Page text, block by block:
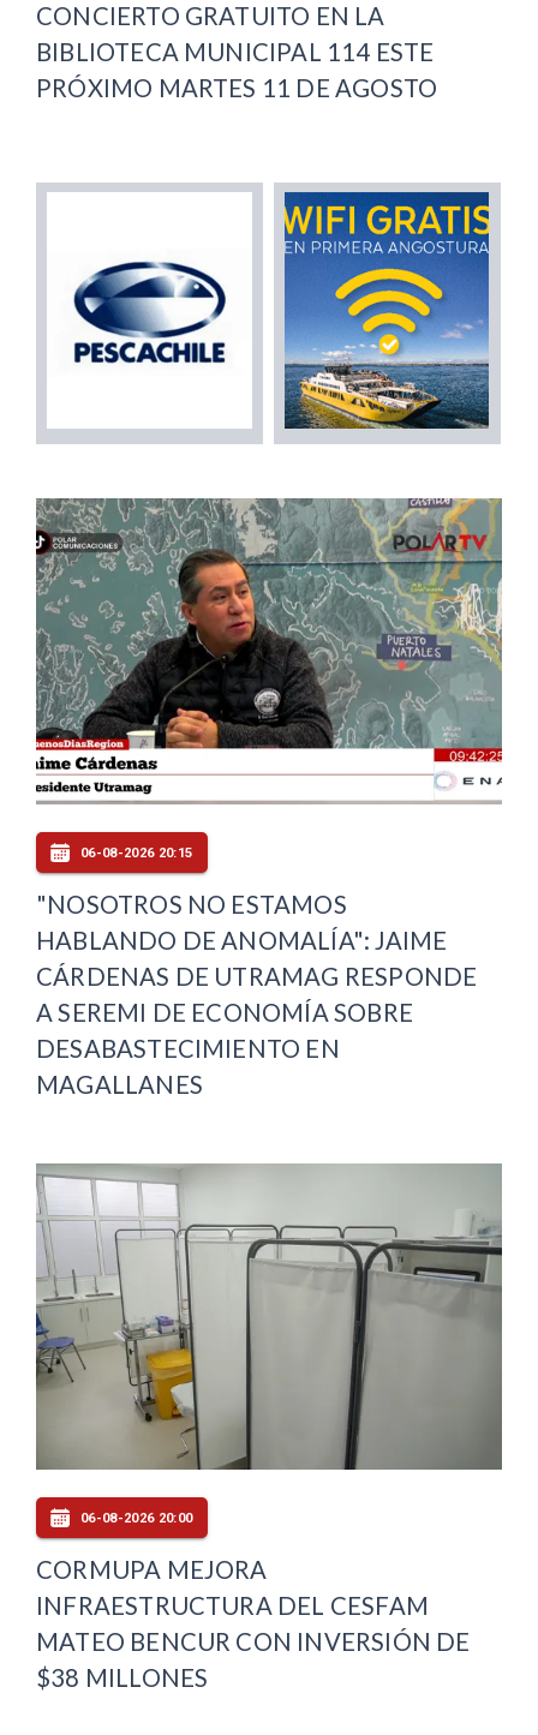
CONCIERTO GRATUITO EN LA
BIBLIOTECA MUNICIPAL 114 ESTE
PRÓXIMO MARTES 11 DE AGOSTO
06-08-2026 20:15
"NOSOTROS NO ESTAMOS
HABLANDO DE ANOMALÍA": JAIME
CÁRDENAS DE UTRAMAG RESPONDE
A SEREMI DE ECONOMÍA SOBRE
DESABASTECIMIENTO EN
MAGALLANES
06-08-2026 20:00
CORMUPA MEJORA
INFRAESTRUCTURA DEL CESFAM
MATEO BENCUR CON INVERSIÓN DE
$38 MILLONES